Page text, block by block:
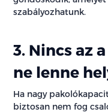
szabályozhatunk.
3. Nincs az
ne lenne
Ha nagy
biztosan nem fog